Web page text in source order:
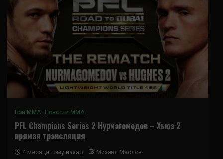
Бои ММА Новости ММА
PFL Champions Series 2 Нурмагомедов – Хьюз 2
прямая трансляция
4 месяца тому назад Михаил Маслов